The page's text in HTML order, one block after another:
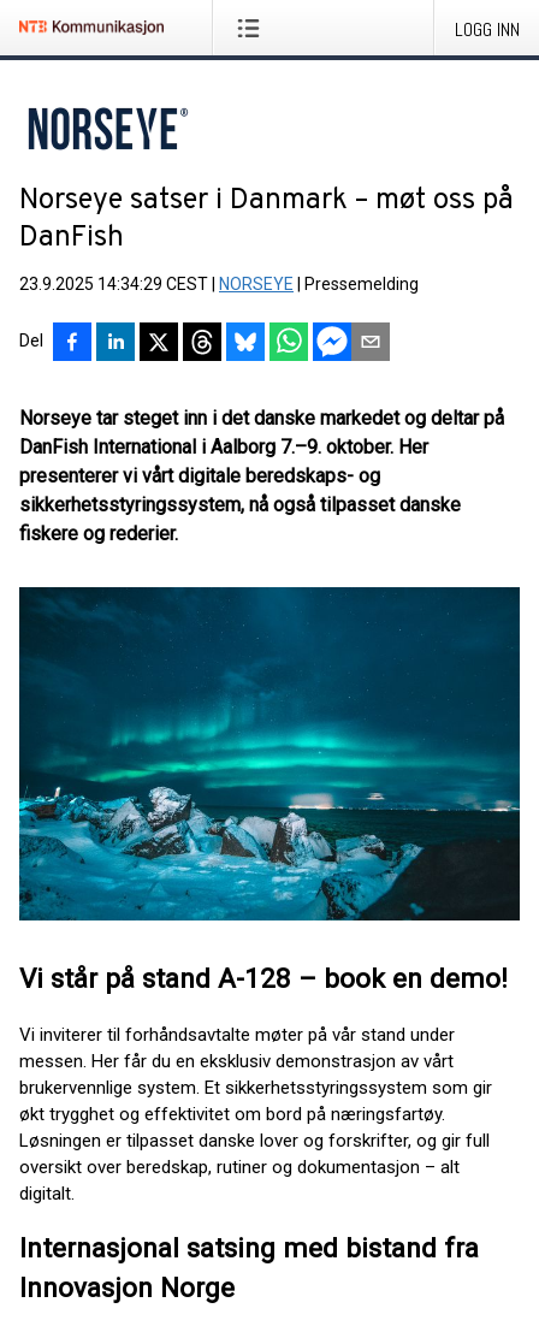
LOGG INN
Norseye satser i Danmark – møt oss på
DanFish
23.9.2025 14:34:29 CEST NORSEYE Pressemelding
Del
Norseye tar steget inn i det danske markedet og deltar på
DanFish International i Aalborg 7.–9. oktober. Her
presenterer vi vårt digitale beredskaps- og
sikkerhetsstyringssystem, nå også tilpasset danske
fiskere og rederier.
Vi står på stand A-128 – book en demo!
Vi inviterer til forhåndsavtalte møter på vår stand under
messen. Her får du en eksklusiv demonstrasjon av vårt
brukervennlige system. Et sikkerhetsstyringssystem som gir
økt trygghet og effektivitet om bord på næringsfartøy.
Løsningen er tilpasset danske lover og forskrifter, og gir full
oversikt over beredskap, rutiner og dokumentasjon – alt
digitalt.
Internasjonal satsing med bistand fra
Innovasjon Norge